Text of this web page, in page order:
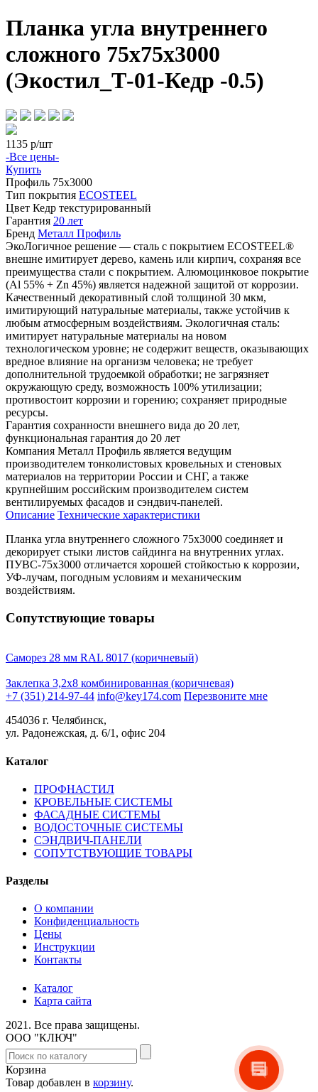
Планка угла внутреннего
сложного 75х75х3000
(Экостил_Т-01-Кедр -0.5)
1135 р/шт
-Все цены-
Купить
Профиль 75х3000
Тип покрытия ECOSTEEL
Цвет Кедр текстурированный
Гарантия 20 лет
Бренд Металл Профиль
ЭкоЛогичное решение — сталь с покрытием ECOSTEEL®
внешне имитирует дерево, камень или кирпич, сохраняя все
преимущества стали с покрытием. Алюмоцинковое покрытие
(Аl 55% + Zn 45%) является надежной защитой от коррозии.
Качественный декоративный слой толщиной 30 мкм,
имитирующий натуральные материалы, также устойчив к
любым атмосферным воздействиям. Экологичная сталь:
имитирует натуральные материалы на новом
технологическом уровне; не содержит веществ, оказывающих
вредное влияние на организм человека; не требует
дополнительной трудоемкой обработки; не загрязняет
окружающую среду, возможность 100% утилизации;
противостоит коррозии и горению; сохраняет природные
ресурсы.
Гарантия сохранности внешнего вида до 20 лет,
функциональная гарантия до 20 лет
Компания Металл Профиль является ведущим
производителем тонколистовых кровельных и стеновых
материалов на территории России и СНГ, а также
крупнейшим российским производителем систем
вентилируемых фасадов и сэндвич-панелей.
Описание Технические характеристики
Планка угла внутреннего сложного 75х3000 соединяет и
декорирует стыки листов сайдинга на внутренних углах.
ПУВС-75х3000 отличается хорошей стойкостью к коррозии,
УФ-лучам, погодным условиям и механическим
воздействиям.
Сопутствующие товары
Саморез 28 мм RAL 8017 (коричневый)
Заклепка 3,2х8 комбинированная (коричневая)
+7 (351) 214-97-44 info@key174.com Перезвоните мне
454036 г. Челябинск,
ул. Радонежская, д. 6/1, офис 204
Каталог
ПРОФНАСТИЛ
КРОВЕЛЬНЫЕ СИСТЕМЫ
ФАСАДНЫЕ СИСТЕМЫ
ВОДОСТОЧНЫЕ СИСТЕМЫ
СЭНДВИЧ-ПАНЕЛИ
СОПУТСТВУЮЩИЕ ТОВАРЫ
Разделы
О компании
Конфиденциальность
Цены
Инструкции
Контакты
Каталог
Карта сайта
2021. Все права защищены.
ООО "КЛЮЧ"
Корзина
Товар добавлен в корзину.